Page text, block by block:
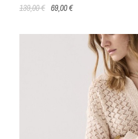
139,00 € 69,00 €